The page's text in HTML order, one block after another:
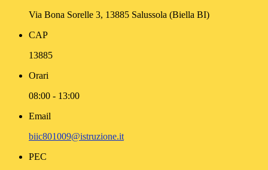
Via Bona Sorelle 3, 13885 Salussola (Biella BI)
CAP
13885
Orari
08:00 - 13:00
Email
biic801009@istruzione.it
PEC